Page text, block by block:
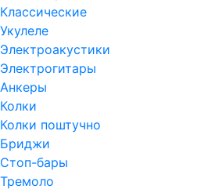
Классические
Укулеле
Электроакустики
Электрогитары
Анкеры
Колки
Колки поштучно
Бриджи
Стоп-бары
Тремоло